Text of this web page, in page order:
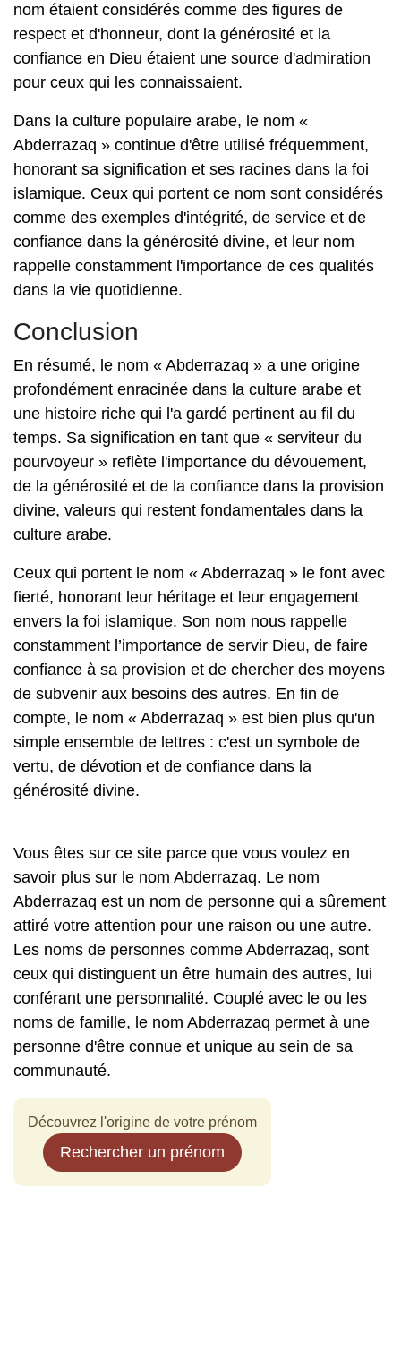
nom étaient considérés comme des figures de
respect et d'honneur, dont la générosité et la
confiance en Dieu étaient une source d'admiration
pour ceux qui les connaissaient.
Dans la culture populaire arabe, le nom «
Abderrazaq » continue d'être utilisé fréquemment,
honorant sa signification et ses racines dans la foi
islamique. Ceux qui portent ce nom sont considérés
comme des exemples d'intégrité, de service et de
confiance dans la générosité divine, et leur nom
rappelle constamment l'importance de ces qualités
dans la vie quotidienne.
Conclusion
En résumé, le nom « Abderrazaq » a une origine
profondément enracinée dans la culture arabe et
une histoire riche qui l'a gardé pertinent au fil du
temps. Sa signification en tant que « serviteur du
pourvoyeur » reflète l'importance du dévouement,
de la générosité et de la confiance dans la provision
divine, valeurs qui restent fondamentales dans la
culture arabe.
Ceux qui portent le nom « Abderrazaq » le font avec
fierté, honorant leur héritage et leur engagement
envers la foi islamique. Son nom nous rappelle
constamment l’importance de servir Dieu, de faire
confiance à sa provision et de chercher des moyens
de subvenir aux besoins des autres. En fin de
compte, le nom « Abderrazaq » est bien plus qu'un
simple ensemble de lettres : c'est un symbole de
vertu, de dévotion et de confiance dans la
générosité divine.
Vous êtes sur ce site parce que vous voulez en
savoir plus sur le nom Abderrazaq. Le nom
Abderrazaq est un nom de personne qui a sûrement
attiré votre attention pour une raison ou une autre.
Les noms de personnes comme Abderrazaq, sont
ceux qui distinguent un être humain des autres, lui
conférant une personnalité. Couplé avec le ou les
noms de famille, le nom Abderrazaq permet à une
personne d'être connue et unique au sein de sa
communauté.
Découvrez l'origine de votre prénom
Rechercher un prénom